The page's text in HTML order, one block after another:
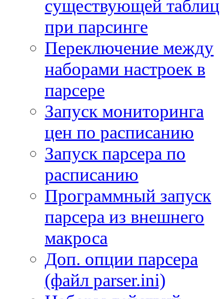
существующей
при парсинге
Переключение между
наборами настроек в
парсере
Запуск мониторинга
цен по расписанию
Запуск парсера по
расписанию
Программный запуск
парсера из внешнего
макроса
Доп. опции парсера
(файл parser.ini)